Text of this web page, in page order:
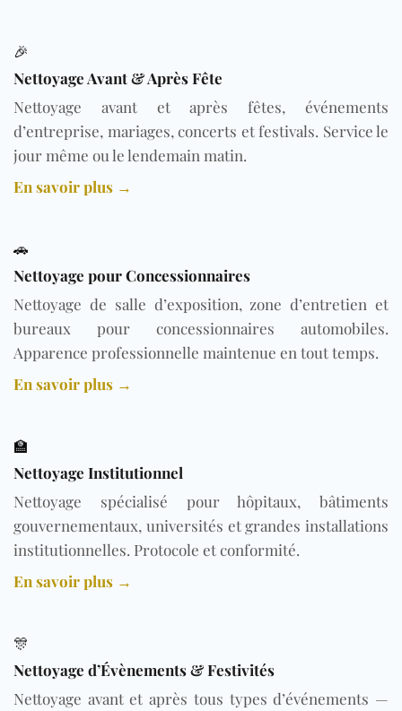
🎉
Nettoyage Avant & Après Fête
Nettoyage avant et après fêtes, événements
d’entreprise, mariages, concerts et festivals. Service le
jour même ou le lendemain matin.
En savoir plus →
🚗
Nettoyage pour Concessionnaires
Nettoyage de salle d’exposition, zone d’entretien et
bureaux pour concessionnaires automobiles.
Apparence professionnelle maintenue en tout temps.
En savoir plus →
🏫
Nettoyage Institutionnel
Nettoyage spécialisé pour hôpitaux, bâtiments
gouvernementaux, universités et grandes installations
institutionnelles. Protocole et conformité.
En savoir plus →
🎊
Nettoyage d’Évènements & Festivités
Nettoyage avant et après tous types d’événements —